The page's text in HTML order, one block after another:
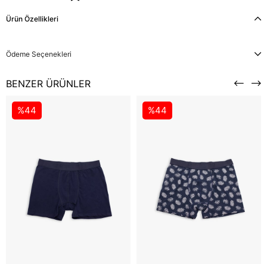
Ürün Özellikleri
Ödeme Seçenekleri
BENZER ÜRÜNLER
%44 %44